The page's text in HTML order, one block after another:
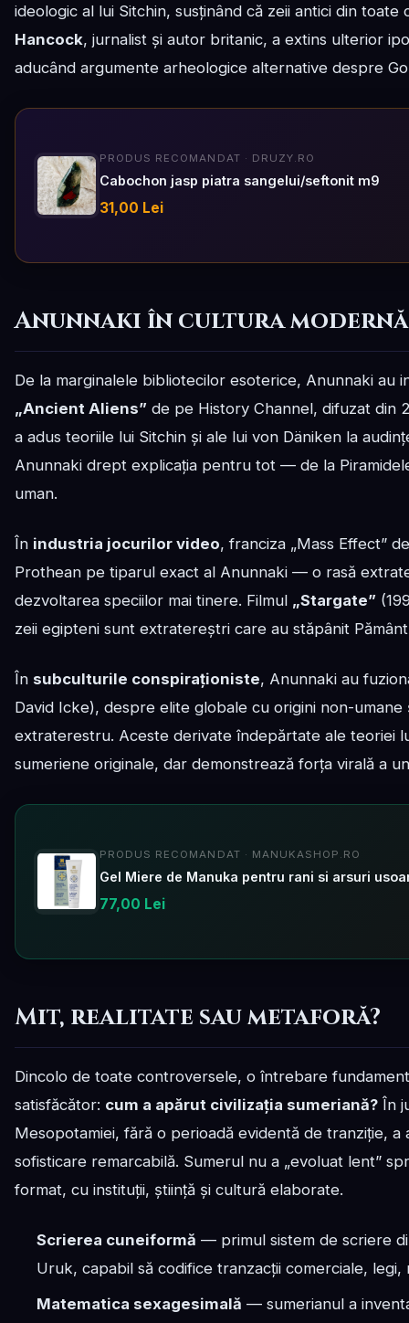
ideologic al lui Sitchin, susținând că zeii antici din
Hancock, jurnalist și autor britanic, a extins ulterior
aducând argumente arheologice alternative despre
PRODUS RECOMANDAT · DRUZY.RO
Cabochon jasp piatra sangelui/seftonit m9
31,00 Lei
Anunnaki în cultura modernă
De la marginalele bibliotecilor esoterice, Anunnaki au
„Ancient Aliens” de pe History Channel, difuzat din
a adus teoriile lui Sitchin și ale lui von Däniken la
Anunnaki drept explicația pentru tot — de la
uman.
În industria jocurilor video, franciza „Mass Effect”
Prothean pe tiparul exact al Anunnaki — o rasă
dezvoltarea speciilor mai tinere. Filmul „Stargate”
zeii egipteni sunt extratereștri care au stăpânit
În subculturile conspiraționiste, Anunnaki au
David Icke), despre elite globale cu origini non-
extraterestru. Aceste derivate îndepărtate ale teoriei
sumeriene originale, dar demonstrează forța virală a
PRODUS RECOMANDAT · MANUKASHOP.RO
Gel Miere de Manuka pentru rani si arsuri
77,00 Lei
Mit, realitate sau metaforă?
Dincolo de toate controversele, o întrebare
satisfăcător: cum a apărut civilizația sumeriană? În
Mesopotamiei, fără o perioadă evidentă de tranziție,
sofisticare remarcabilă. Sumerul nu a „evoluat lent”
format, cu instituții, știință și cultură elaborate.
Scrierea cuneiformă — primul sistem de scriere
Uruk, capabil să codifice tranzacții comerciale, legi,
Matematica sexagesimală — sumerianul a